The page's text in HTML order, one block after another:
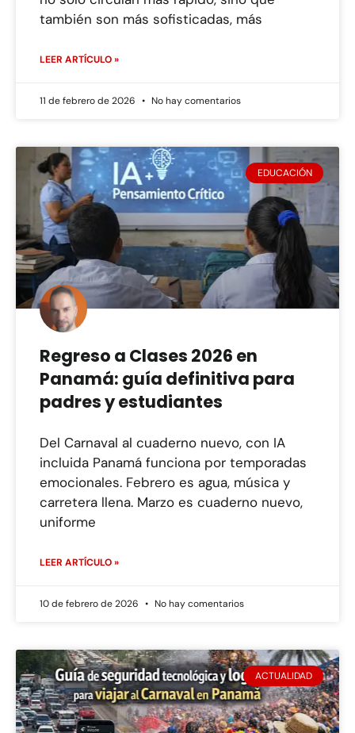
también son más sofisticadas, más
LEER ARTÍCULO »
11 de febrero de 2026 No hay comentarios
EDUCACIÓN
Regreso a Clases 2026 en
Panamá: guía definitiva para
padres y estudiantes
Del Carnaval al cuaderno nuevo, con IA
incluida Panamá funciona por temporadas
emocionales. Febrero es agua, música y
carretera llena. Marzo es cuaderno nuevo,
uniforme
LEER ARTÍCULO »
10 de febrero de 2026 No hay comentarios
ACTUALIDAD